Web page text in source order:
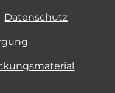
Datenschutz